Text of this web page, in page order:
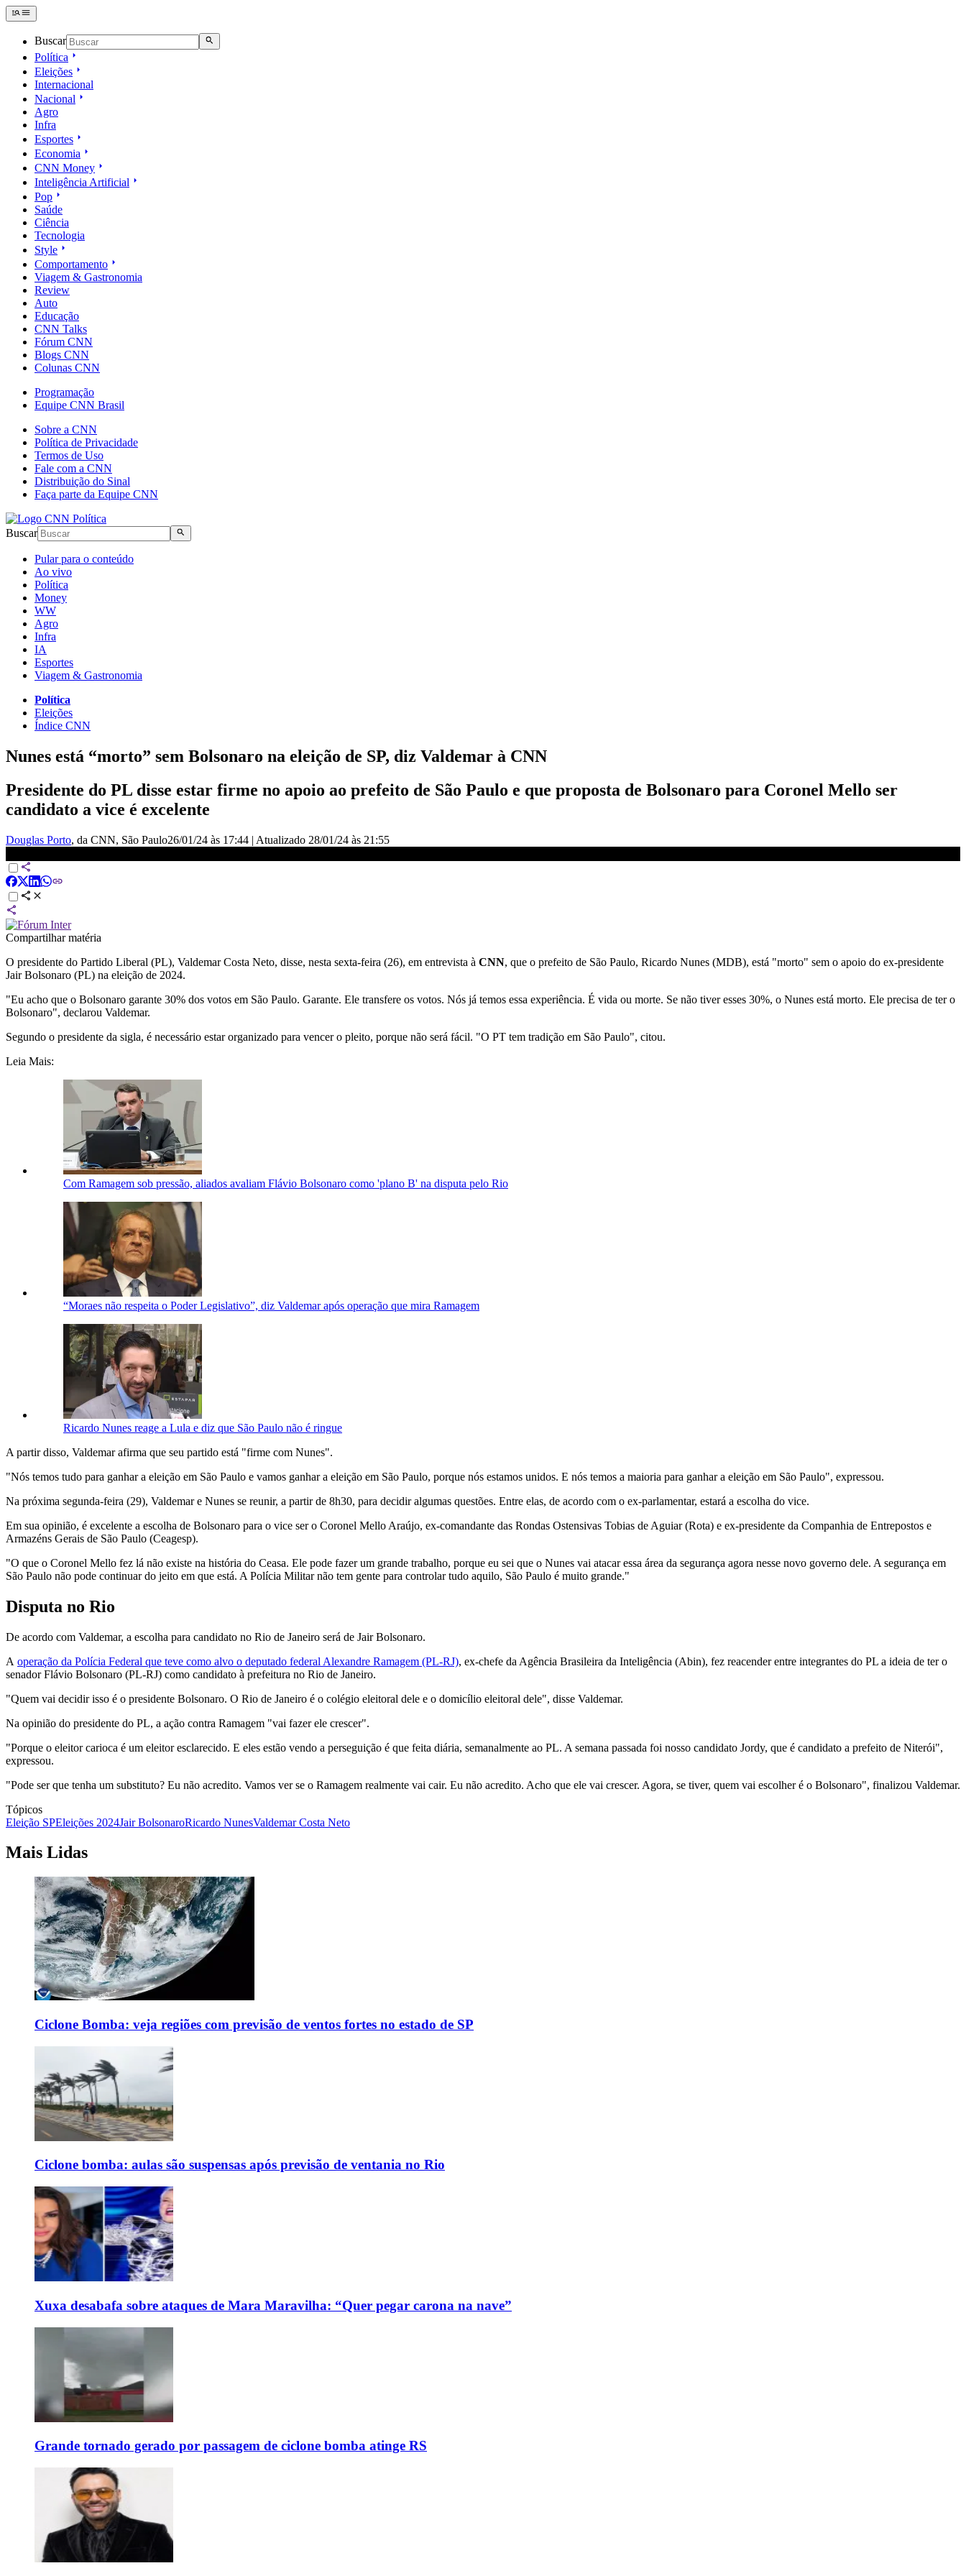
Buscar
Política
Eleições
Internacional
Nacional
Agro
Infra
Esportes
Economia
CNN Money
Inteligência Artificial
Pop
Saúde
Ciência
Tecnologia
Style
Comportamento
Viagem & Gastronomia
Review
Auto
Educação
CNN Talks
Fórum CNN
Blogs CNN
Colunas CNN
Programação
Equipe CNN Brasil
Sobre a CNN
Política de Privacidade
Termos de Uso
Fale com a CNN
Distribuição do Sinal
Faça parte da Equipe CNN
Buscar
Pular para o conteúdo
Ao vivo
Política
Money
WW
Agro
Infra
IA
Esportes
Viagem & Gastronomia
Política
Eleições
Índice CNN
Nunes está “morto” sem Bolsonaro na eleição de SP, diz Valdemar à CNN
Presidente do PL disse estar firme no apoio ao prefeito de São Paulo e que proposta de Bolsonaro para Coronel Mello ser
candidato a vice é excelente
Douglas Porto, da CNN, São Paulo26/01/24 às 17:44 | Atualizado 28/01/24 às 21:55
Compartilhar matéria
O presidente do Partido Liberal (PL), Valdemar Costa Neto, disse, nesta sexta-feira (26), em entrevista à CNN, que o prefeito de São Paulo, Ricardo Nunes (MDB), está "morto" sem o apoio do ex-presidente
Jair Bolsonaro (PL) na eleição de 2024.
"Eu acho que o Bolsonaro garante 30% dos votos em São Paulo. Garante. Ele transfere os votos. Nós já temos essa experiência. É vida ou morte. Se não tiver esses 30%, o Nunes está morto. Ele precisa de ter o
Bolsonaro", declarou Valdemar.
Segundo o presidente da sigla, é necessário estar organizado para vencer o pleito, porque não será fácil. "O PT tem tradição em São Paulo", citou.
Leia Mais:
Com Ramagem sob pressão, aliados avaliam Flávio Bolsonaro como 'plano B' na disputa pelo Rio
“Moraes não respeita o Poder Legislativo”, diz Valdemar após operação que mira Ramagem
Ricardo Nunes reage a Lula e diz que São Paulo não é ringue
A partir disso, Valdemar afirma que seu partido está "firme com Nunes".
"Nós temos tudo para ganhar a eleição em São Paulo e vamos ganhar a eleição em São Paulo, porque nós estamos unidos. E nós temos a maioria para ganhar a eleição em São Paulo", expressou.
Na próxima segunda-feira (29), Valdemar e Nunes se reunir, a partir de 8h30, para decidir algumas questões. Entre elas, de acordo com o ex-parlamentar, estará a escolha do vice.
Em sua opinião, é excelente a escolha de Bolsonaro para o vice ser o Coronel Mello Araújo, ex-comandante das Rondas Ostensivas Tobias de Aguiar (Rota) e ex-presidente da Companhia de Entrepostos e
Armazéns Gerais de São Paulo (Ceagesp).
"O que o Coronel Mello fez lá não existe na história do Ceasa. Ele pode fazer um grande trabalho, porque eu sei que o Nunes vai atacar essa área da segurança agora nesse novo governo dele. A segurança em
São Paulo não pode continuar do jeito em que está. A Polícia Militar não tem gente para controlar tudo aquilo, São Paulo é muito grande."
Disputa no Rio
De acordo com Valdemar, a escolha para candidato no Rio de Janeiro será de Jair Bolsonaro.
A operação da Polícia Federal que teve como alvo o deputado federal Alexandre Ramagem (PL-RJ), ex-chefe da Agência Brasileira da Inteligência (Abin), fez reacender entre integrantes do PL a ideia de ter o
senador Flávio Bolsonaro (PL-RJ) como candidato à prefeitura no Rio de Janeiro.
"Quem vai decidir isso é o presidente Bolsonaro. O Rio de Janeiro é o colégio eleitoral dele e o domicílio eleitoral dele", disse Valdemar.
Na opinião do presidente do PL, a ação contra Ramagem "vai fazer ele crescer".
"Porque o eleitor carioca é um eleitor esclarecido. E eles estão vendo a perseguição é que feita diária, semanalmente ao PL. A semana passada foi nosso candidato Jordy, que é candidato a prefeito de Niterói",
expressou.
"Pode ser que tenha um substituto? Eu não acredito. Vamos ver se o Ramagem realmente vai cair. Eu não acredito. Acho que ele vai crescer. Agora, se tiver, quem vai escolher é o Bolsonaro", finalizou Valdemar.
Tópicos
Eleição SPEleições 2024Jair BolsonaroRicardo NunesValdemar Costa Neto
Mais Lidas
Ciclone Bomba: veja regiões com previsão de ventos fortes no estado de SP
Ciclone bomba: aulas são suspensas após previsão de ventania no Rio
Xuxa desabafa sobre ataques de Mara Maravilha: “Quer pegar carona na nave”
Grande tornado gerado por passagem de ciclone bomba atinge RS